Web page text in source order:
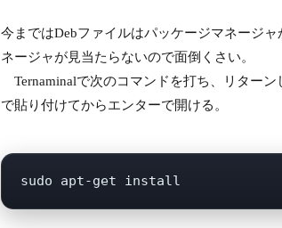
今まではDebファイルはパッケージマネージ
ネージャが見当たらないので面倒くさい。
Ternaminalで次のコマンドを打ち、リター
で貼り付けてからエンターで開ける。